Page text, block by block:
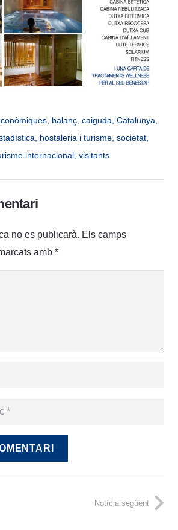
, balanç, caiguda Catalunya
hostaleria i turisme societat
internacional visitants
no es publicarà. Els camps
amb *
Notícia següent